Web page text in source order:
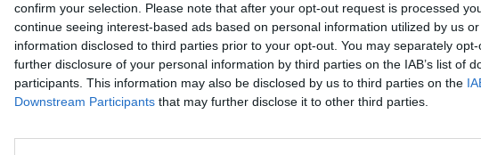
confirm your selection. Please note that after your opt-out request is processed
continue seeing interest-based ads based on personal information utilized by us
information disclosed to third parties prior to your opt-out. You may separately
further disclosure of your personal information by third parties on the IAB’s list of
participants. This information may also be disclosed by us to third parties on the
Downstream Participants that may further disclose it to other third parties.